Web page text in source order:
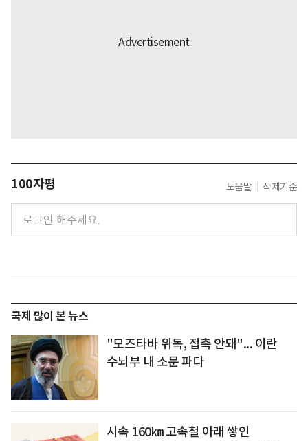
100자평 도움말 삭제기준
국제 많이 본 뉴스
"모즈타바 위독, 접촉 안돼"... 이란
수뇌부 내 소문 파다
시속 160㎞ 고속철 아래 쌓인